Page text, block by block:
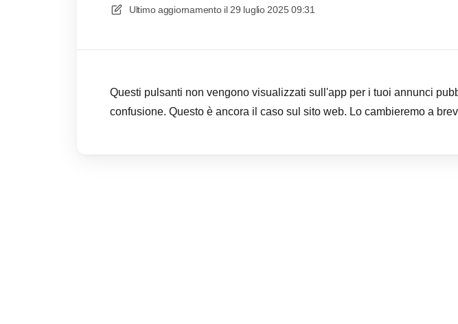
Ultimo aggiornamento il 29 luglio 2025 09:31
Questi pulsanti non vengono visualizzati sull'app per i tuoi annunci
confusione. Questo è ancora il caso sul sito web. Lo cambieremo a